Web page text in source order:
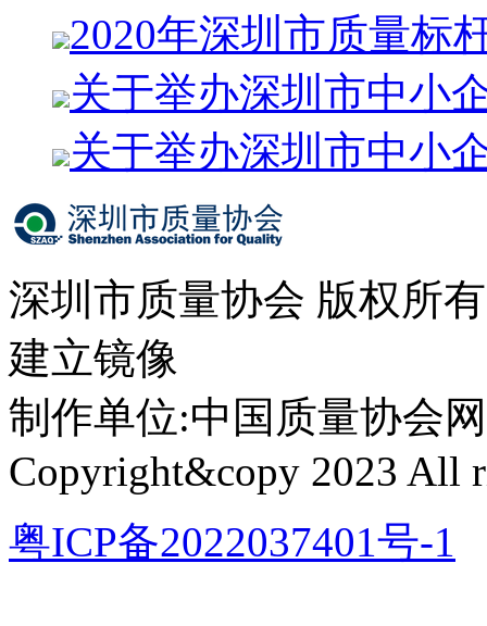
2020年深圳市质量标
关于举办深圳市中小
关于举办深圳市中小
深圳市质量协会 版权所
建立镜像
制作单位:中国质量协会
Copyright&copy 2023 All
粤ICP备2022037401号-1